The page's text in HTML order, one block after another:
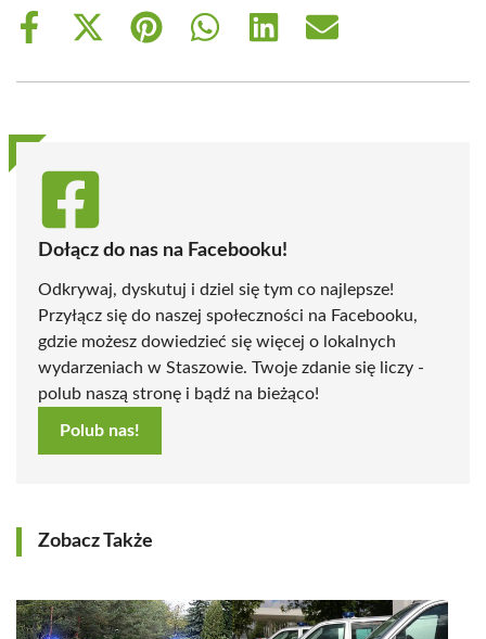
Share
Share
(Twitter)
Share
Share
Share
Share
Dołącz do nas na Facebooku!
Odkrywaj, dyskutuj i dziel się tym co najlepsze!
Przyłącz się do naszej społeczności na Facebooku,
gdzie możesz dowiedzieć się więcej o lokalnych
wydarzeniach w Staszowie. Twoje zdanie się liczy -
polub naszą stronę i bądź na bieżąco!
Polub nas!
Zobacz Także